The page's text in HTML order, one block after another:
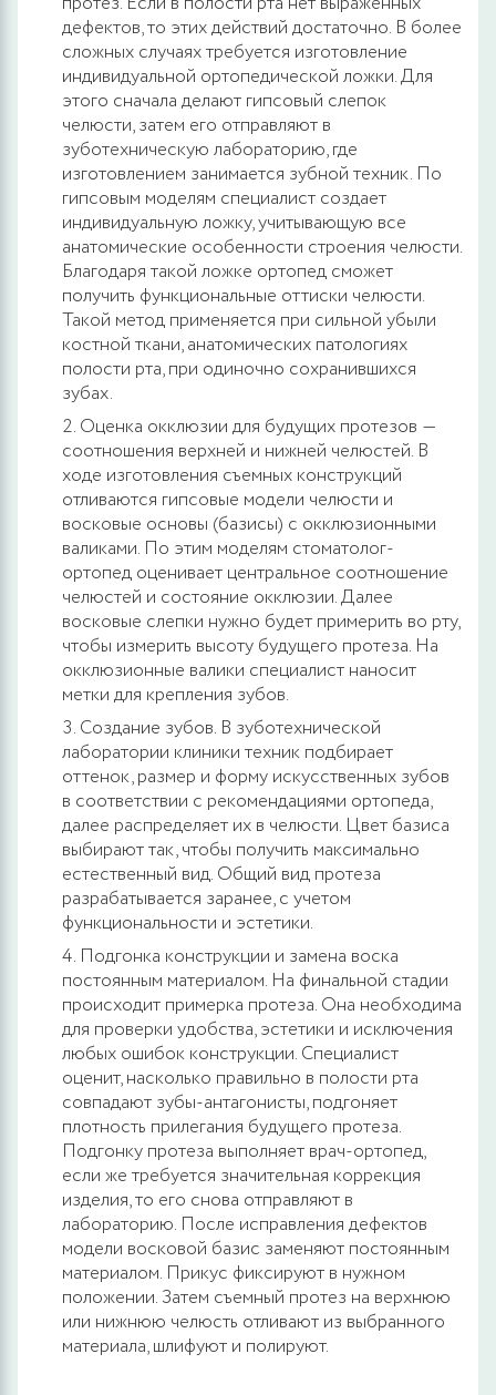
дефектов, то этих действий достаточно. В более
сложных случаях требуется изготовление
индивидуальной ортопедической ложки. Для
этого сначала делают гипсовый слепок
челюсти, затем его отправляют в
зуботехническую лабораторию, где
изготовлением занимается зубной техник. По
гипсовым моделям специалист создает
индивидуальную ложку, учитывающую все
анатомические особенности строения челюсти.
Благодаря такой ложке ортопед сможет
получить функциональные оттиски челюсти.
Такой метод применяется при сильной убыли
костной ткани, анатомических патологиях
полости рта, при одиночно сохранившихся
зубах.
Оценка окклюзии для будущих протезов ―
соотношения верхней и нижней челюстей. В
ходе изготовления съемных конструкций
отливаются гипсовые модели челюсти и
восковые основы (базисы) с окклюзионными
валиками. По этим моделям стоматолог-
ортопед оценивает центральное соотношение
челюстей и состояние окклюзии. Далее
восковые слепки нужно будет примерить во рту,
чтобы измерить высоту будущего протеза. На
окклюзионные валики специалист наносит
метки для крепления зубов.
Создание зубов. В зуботехнической
лаборатории клиники техник подбирает
оттенок, размер и форму искусственных зубов
в соответствии с рекомендациями ортопеда,
далее распределяет их в челюсти. Цвет базиса
выбирают так, чтобы получить максимально
естественный вид. Общий вид протеза
разрабатывается заранее, с учетом
функциональности и эстетики.
Подгонка конструкции и замена воска
постоянным материалом. На финальной стадии
происходит примерка протеза. Она необходима
для проверки удобства, эстетики и исключения
любых ошибок конструкции. Специалист
оценит, насколько правильно в полости рта
совпадают зубы-антагонисты, подгоняет
плотность прилегания будущего протеза.
Подгонку протеза выполняет врач-ортопед,
если же требуется значительная коррекция
изделия, то его снова отправляют в
лабораторию. После исправления дефектов
модели восковой базис заменяют постоянным
материалом. Прикус фиксируют в нужном
положении. Затем съемный протез на верхнюю
или нижнюю челюсть отливают из выбранного
материала, шлифуют и полируют.